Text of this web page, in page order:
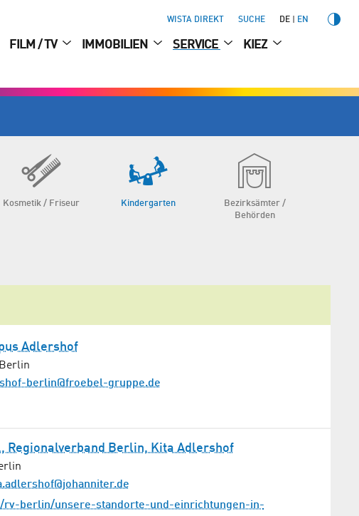
WISTA DIREKT SUCHE DE EN
FILM / TV IMMOBILIEN SERVICE KIEZ
Kosmetik / Friseur Kinder­garten
Bezirksämter /
Behörden
Adlershof
Berlin
berlin@froebel-gruppe.de
Regionalverband Berlin, Kita Adlershof
rv-berlin/unsere-standorte-und-einrichtungen-in-